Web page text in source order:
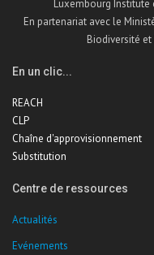
Luxembourg Institute
En partenariat avec le
Biodiversité
En un clic...
REACH
CLP
Chaîne d'approvisionnement
Substitution
Centre de ressources
Actualités
Evénements